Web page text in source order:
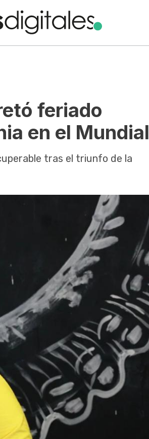
feriado
en el Mundial
tras el triunfo de la